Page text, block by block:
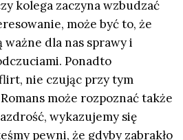
kolega zaczyna wzbudzać
może być to, że
dla nas sprawy i
Ponadto
nie czując przy tym
może rozpoznać także
wykazujemy się
pewni, że gdyby zabrakło